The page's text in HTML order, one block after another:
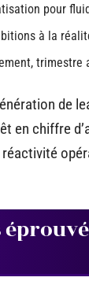
pour
à la
trimestre
de
en chiffre